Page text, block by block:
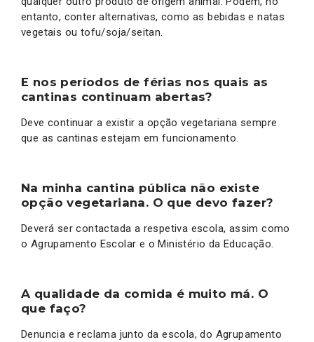
entanto, conter alternativas, como as bebidas e natas
vegetais ou tofu/soja/seitan.
E nos períodos de férias nos quais as
cantinas continuam abertas?
Deve continuar a existir a opção vegetariana sempre
que as cantinas estejam em funcionamento.
Na minha cantina pública não existe
opção vegetariana. O que devo fazer?
Deverá ser contactada a respetiva escola, assim como
o Agrupamento Escolar e o Ministério da Educação.
A qualidade da comida é muito má. O
que faço?
Denuncia e reclama junto da escola, do Agrupamento